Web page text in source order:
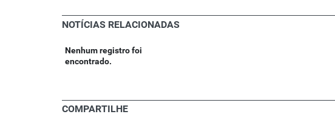
NOTÍCIAS RELACIONADAS
Nenhum registro foi
encontrado.
COMPARTILHE